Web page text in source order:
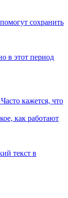
сохранить
в этот период
кажется, что
как работают
текст в